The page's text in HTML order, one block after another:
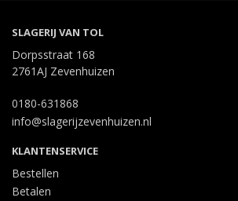
SLAGERIJ VAN TOL
Dorpsstraat 168
2761AJ Zevenhuizen
0180-631868
info@slagerijzevenhuizen.nl
KLANTENSERVICE
Bestellen
Betalen